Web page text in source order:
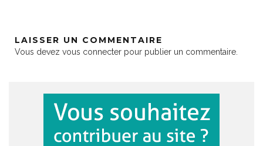
LAISSER UN COMMENTAIRE
Vous devez vous connecter pour publier un commentaire.